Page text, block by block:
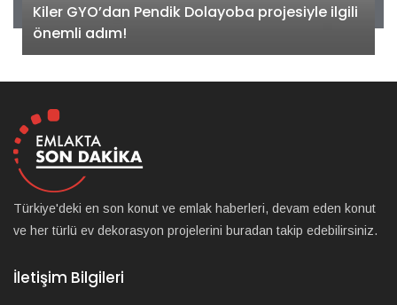
Kiler GYO’dan Pendik Dolayoba projesiyle ilgili
önemli adım!
Türkiye'deki en son konut ve emlak haberleri, devam eden konut
ve her türlü ev dekorasyon projelerini buradan takip edebilirsiniz.
İletişim Bilgileri